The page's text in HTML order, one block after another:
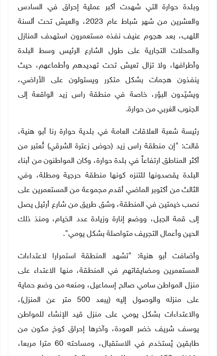
وبلدة حوارة التي شهدت أكبر عملية إحراق في السادس
والعشرين من شهر شباط عام 2023، والعيش تحت ألسنة
اللهب، بعد هجوم عنيف نفذه مستعمرون استهدف المنازل
والمحلات التجارية على طول الشارع الرئيس وسط البلدة
وأطرافها، ولا تزال تعيش تحت تهديدهم وأطماعهم، حيث
ينفذون هجمات بشكل متكرر ويستولون على الأراضي،
ويشيّدون البؤر، خاصة في منطقة راس زيد الواقعة إلى
الجنوب الغربي من حوارة.
رئيسة شعبة العلاقات العامة في بلدية حوارة رنا أبو هنية،
قالت: "إن منطقة راس زيد (حوض زعترة الشرقي) تُعتبر من
أكثر المناطق ارتفاعاً في بلدة حوارة، وكان المواطنون من أبناء
البلدة يقصدونها للتنزه كونها منطقة حرجية ومطلة، وفي
الثالث من أكتوبر الماضي أقدم مجموعة من المستعمرين على
نصب خيمتين في المنطقة، وشق طريق من شارع أرئيل يصل
إلى قمة الجبل، ووضع إنارة وزيادة عدد الخيام، ومنذ ذلك
الحين وأعمال التجريف متواصلة بشكل يومي".
وأضافت أبو هنية: "تشهد المنطقة استمرارا لاعتداءات
المستعمرين ومضايقاتهم في المنطقة، منها الاعتداء على
منزل المواطن سامي صالح إسماعيل، ومنعه من وضع حماية
على منزله والوصول إليه (يبعد 500 متر عن المنزل)،
والاعتداءات بشكل يومي على منزل قيد الإنشاء للمواطن
يوسف شريف خضر العودة، وآخرها إحراق كوخ مكون من
طابقين يُستخدم في الاستقبال، ومساحته 60 مترا مربعا،